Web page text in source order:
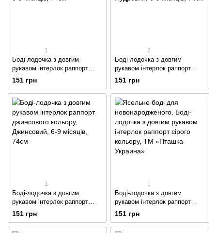
1
Боді-лодочка з довгим
рукавом інтерлок раппорт
бежевого кольору
151 грн
2
Боді-лодочка з довгим
рукавом інтерлок раппорт
пудрового кольору
151 грн
1
Боді-лодочка з довгим
рукавом інтерлок раппорт
джинсового кольору
151 грн
1
Боді-лодочка з довгим
рукавом інтерлок раппорт
сірого кольору
151 грн